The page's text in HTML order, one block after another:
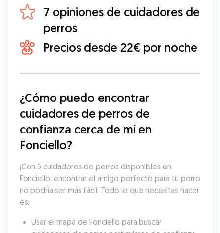
7 opiniones de cuidadores de
perros
Precios desde 22€ por noche
¿Cómo puedo encontrar
cuidadores de perros de
confianza cerca de mí en
Fonciello?
¡Con 5 cuidadores de perros disponibles en
Fonciello, encontrar el amigo perfecto para tu perro
no podría ser más fácil. Todo lo que necesitas hacer
es:
Usar el mapa de Fonciello para buscar